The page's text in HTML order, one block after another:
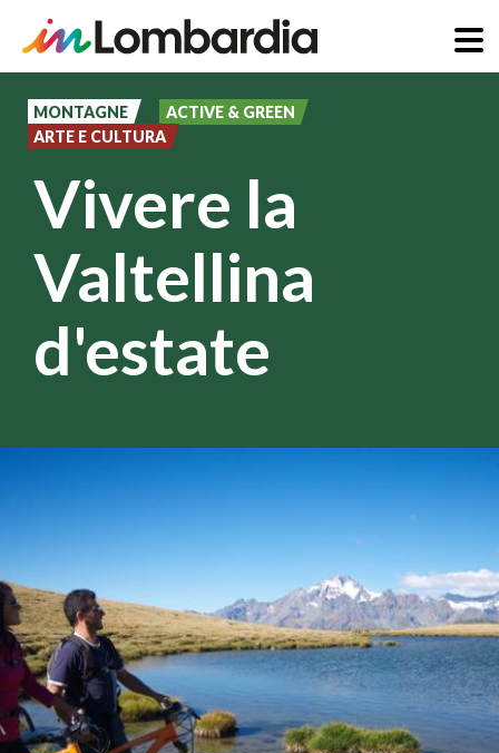
contenuto
principale
MONTAGNE
ACTIVE & GREEN
ARTE E CULTURA
Vivere la
Valtellina
d'estate